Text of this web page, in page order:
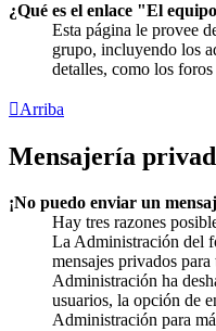
¿Qué es el enlace "El
Esta página le provee
grupo, incluyendo los
detalles, como los
Arriba
Mensajería
¡No puedo enviar un
Hay tres razones
La Administración del
mensajes privados
Administración ha
usuarios, la opción de
Administración para